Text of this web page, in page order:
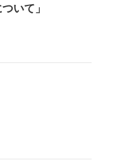
いて」